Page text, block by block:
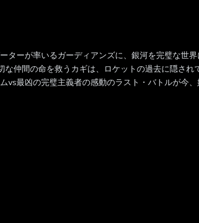
ターが率いるガーディアンズに、銀河を完璧な世界
仲間の命を救うカギは、ロケットの過去に隠され
vs最凶の完璧主義者の感動のラスト・バトルが今